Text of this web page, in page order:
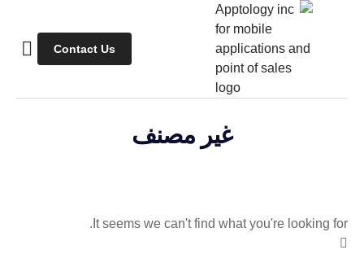
Contact Us
غير مصنف
It seems we can't find what you're looking for.